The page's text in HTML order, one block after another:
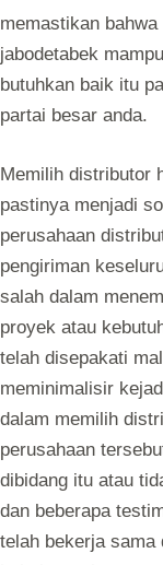
memastikan
jabodetabek
butuhkan baik itu
partai besar anda.
Memilih distributor
pastinya menjadi
perusahaan
pengiriman
salah dalam
proyek atau
telah disepakati
meminimalisir
dalam memilih
perusahaan
dibidang itu atau
dan beberapa
telah bekerja sama